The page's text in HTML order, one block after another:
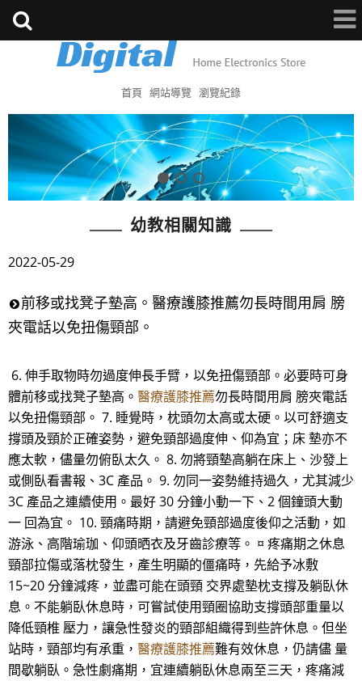
首頁 網站導覽 瀏覽紀錄
幼教相關知識
2022-05-29
前移或找凳子墊高。醫療護膝推薦勿長時間用肩 膀
夾電話以免扭傷頸部。
6. 伸手取物時勿過度伸長手臂，以免扭傷頸部。必要時可身
體前移或找凳子墊高。 醫療護膝推薦勿長時間用肩 膀夾電話
以免扭傷頸部。 7. 睡覺時，枕頭勿太高或太硬。以可舒適支
撐頭及頸於正確姿勢，避免頸部過度伸、仰為宜；床 墊亦不
應太軟，儘量勿俯臥太久。 8. 勿將頸墊高躺在床上、沙發上
或側臥看書報、3C 產品。 9. 勿同一姿勢維持過久，尤其減少
3C 產品之連續使用。最好 30 分鐘小動一下、2 個鐘頭大動
一 回為宜。 10. 頸痛時期，請避免頸部過度後仰之活動，如
游泳、高階瑜珈、仰頭晒衣及牙齒診療等。 ¤ 疼痛期之休息
頸部拉傷或落枕發生，產生明顯的僵痛時，先給予冰敷
15~20 分鐘減疼，並盡可能在頭頸 交界處墊枕支撐及躺臥休
息。不能躺臥休息時，可嘗試使用頸圈協助支撐頭部重量以
降低頸椎 壓力，讓急性發炎的頸部組織得到些許休息。但坐
站時，頸部均有承重， 醫療護膝推薦難有效休息，仍請儘 量
間歇躺臥。急性劇痛期，宜連續躺臥休息兩至三天，疼痛減